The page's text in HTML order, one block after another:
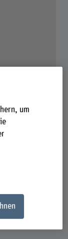
um